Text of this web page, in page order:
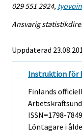
029 551 2924,
Ansvarig
Uppdaterad
Instruktion för
Finlands
ISSN=1798-
Löntagare i